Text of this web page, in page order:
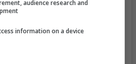
audience research and
information on a device